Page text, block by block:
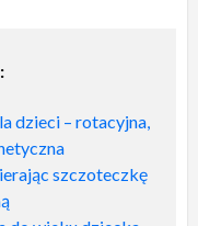
dzieci – rotacyjna,
szczoteczkę